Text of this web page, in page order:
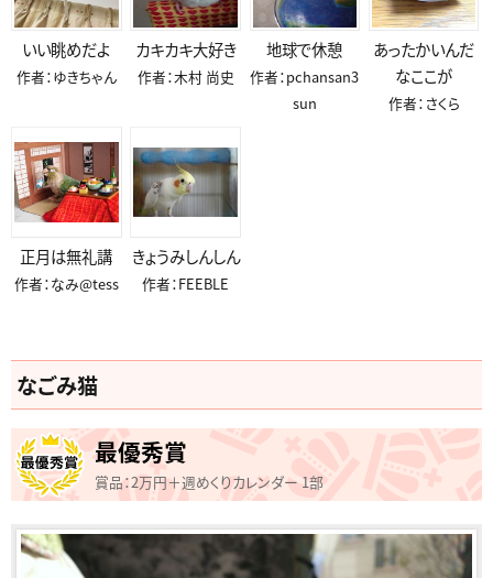
いい眺めだよ
作者：ゆきちゃん
カキカキ大好き
作者：木村 尚史
地球で休憩
作者：pchansan3
sun
あったかいんだ
なここが
作者：さくら
正月は無礼講
作者：なみ@tess
きょうみしんしん
作者：FEEBLE
なごみ猫
最優秀賞
賞品：2万円＋週めくりカレンダー 1部